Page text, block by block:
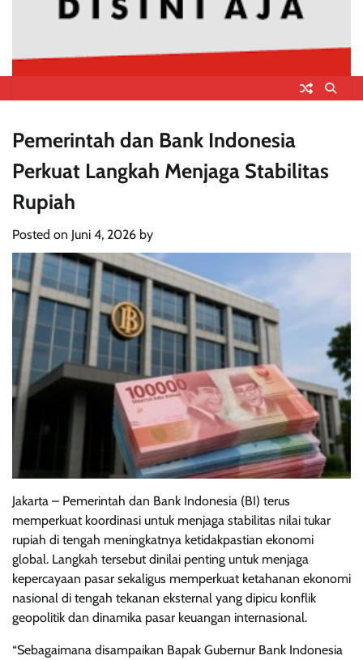
Pemerintah dan Bank Indonesia
Perkuat Langkah Menjaga Stabilitas
Rupiah
Posted on Juni 4, 2026 by
Jakarta – Pemerintah dan Bank Indonesia (BI) terus
memperkuat koordinasi untuk menjaga stabilitas nilai tukar
rupiah di tengah meningkatnya ketidakpastian ekonomi
global. Langkah tersebut dinilai penting untuk menjaga
kepercayaan pasar sekaligus memperkuat ketahanan ekonomi
nasional di tengah tekanan eksternal yang dipicu konflik
geopolitik dan dinamika pasar keuangan internasional.
“Sebagaimana disampaikan Bapak Gubernur Bank Indonesia